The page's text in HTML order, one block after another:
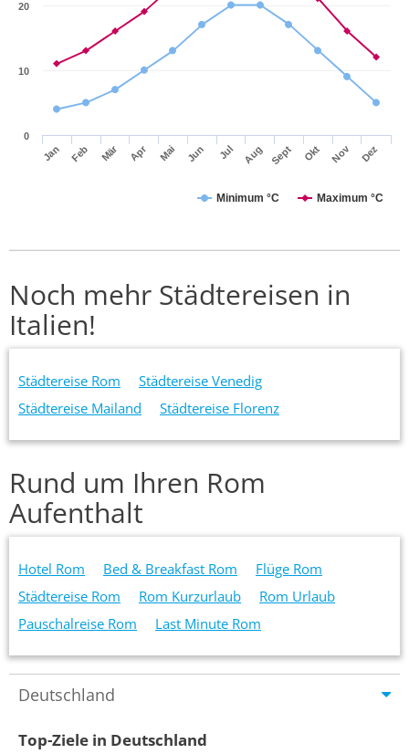
Minimum °C Maximum °C
Jan Feb Mär Apr Mai Jun Jul Aug Sept Okt Nov Dez
0
10
20
Noch mehr Städtereisen in
Italien!
Städtereise Rom
Städtereise Venedig
Städtereise Mailand
Städtereise Florenz
Rund um Ihren Rom
Aufenthalt
Hotel Rom Bed & Breakfast Rom
Flüge Rom
Städtereise Rom
Rom Kurzurlaub
Rom Urlaub
Pauschalreise Rom
Last Minute Rom
Deutschland
Top-Ziele in Deutschland